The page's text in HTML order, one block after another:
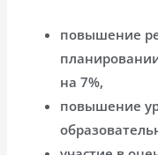
повышение
на 7%,
повышение